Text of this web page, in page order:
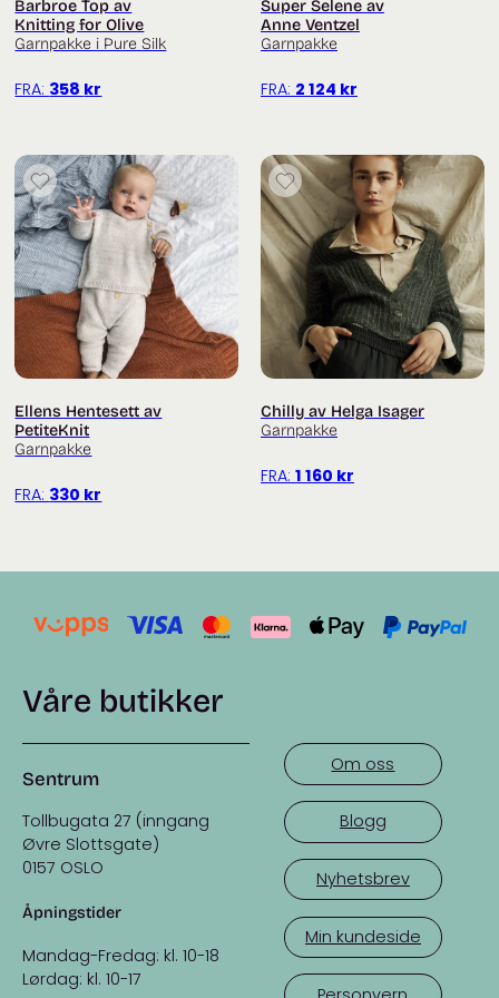
facebookgruppa
Fru Kvist – strikkegruppe for strikkehjelp
Barbroe Top av
Knitting for Olive
Garnpakke i Pure Silk
FRA: 358 kr
Super Selene av
Anne Ventzel
Garnpakke
FRA: 2 124 kr
Ellens Hentesett av
PetiteKnit
Garnpakke
FRA: 330 kr
Chilly av Helga Isager
Garnpakke
FRA: 1 160 kr
Våre butikker
Sentrum
Tollbugata 27 (inngang
Øvre Slottsgate)
0157 OSLO
Åpningstider
Mandag-Fredag: kl. 10-18
Lørdag: kl. 10-17
Om oss
Blogg
Nyhetsbrev
Min kundeside